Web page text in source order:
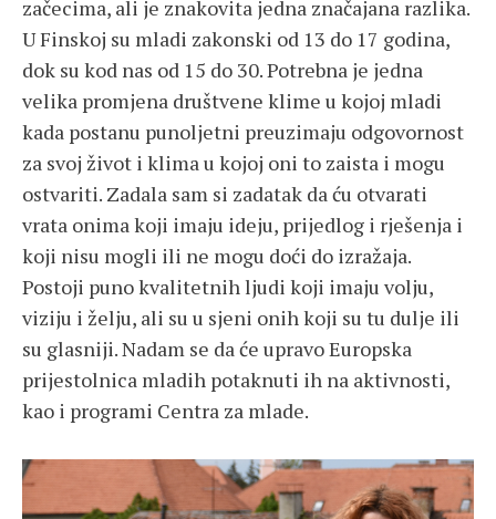
začecima, ali je znakovita jedna značajana razlika.
U Finskoj su mladi zakonski od 13 do 17 godina,
dok su kod nas od 15 do 30. Potrebna je jedna
velika promjena društvene klime u kojoj mladi
kada postanu punoljetni preuzimaju odgovornost
za svoj život i klima u kojoj oni to zaista i mogu
ostvariti. Zadala sam si zadatak da ću otvarati
vrata onima koji imaju ideju, prijedlog i rješenja i
koji nisu mogli ili ne mogu doći do izražaja.
Postoji puno kvalitetnih ljudi koji imaju volju,
viziju i želju, ali su u sjeni onih koji su tu dulje ili
su glasniji. Nadam se da će upravo Europska
prijestolnica mladih potaknuti ih na aktivnosti,
kao i programi Centra za mlade.